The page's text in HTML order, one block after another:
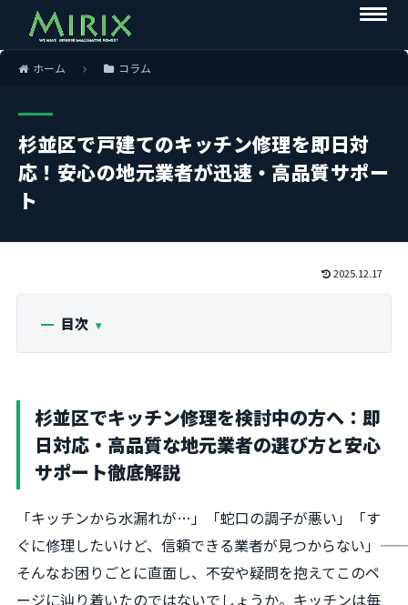
ホーム コラム
杉並区で戸建てのキッチン修理を即日対
応！安心の地元業者が迅速・高品質サポー
ト
2025.12.17
目次
杉並区でキッチン修理を検討中の方へ：即
日対応・高品質な地元業者の選び方と安心
サポート徹底解説
「キッチンから水漏れが…」「蛇口の調子が悪い」「す
ぐに修理したいけど、信頼できる業者が見つからない」――
そんなお困りごとに直面し、不安や疑問を抱えてこのペ
ージに辿り着いたのではないでしょうか。キッチンは毎